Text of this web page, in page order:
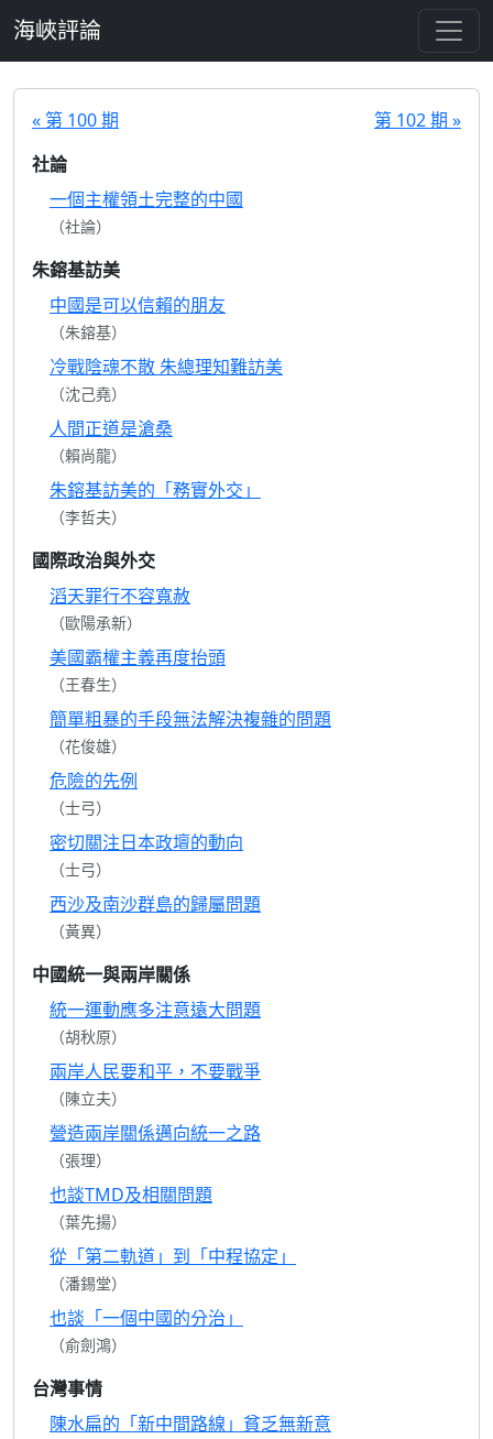
海峽評論
« 第 100 期
第 102 期 »
社論
一個主權領土完整的中國
（社論）
朱鎔基訪美
中國是可以信賴的朋友
（朱鎔基）
冷戰陰魂不散 朱總理知難訪美
（沈己堯）
人間正道是滄桑
（賴尚龍）
朱鎔基訪美的「務實外交」
（李哲夫）
國際政治與外交
滔天罪行不容寬赦
（歐陽承新）
美國霸權主義再度抬頭
（王春生）
簡單粗暴的手段無法解決複雜的問題
（花俊雄）
危險的先例
（士弓）
密切關注日本政壇的動向
（士弓）
西沙及南沙群島的歸屬問題
（黃異）
中國統一與兩岸關係
統一運動應多注意遠大問題
（胡秋原）
兩岸人民要和平，不要戰爭
（陳立夫）
營造兩岸關係邁向統一之路
（張理）
也談TMD及相關問題
（葉先揚）
從「第二軌道」到「中程協定」
（潘錫堂）
也談「一個中國的分治」
（俞劍鴻）
台灣事情
陳水扁的「新中間路線」貧乏無新意